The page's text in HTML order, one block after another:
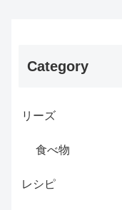
Category
リーズ
食べ物
レシピ